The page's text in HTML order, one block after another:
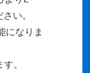
い。
になりま
す。